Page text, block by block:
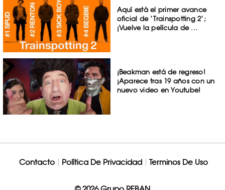
Aquí está el primer avance
oficial de ‘Trainspotting 2’;
¡Vuelve la película de ...
¡Beakman está de regreso!
¡Aparece tras 19 años con un
nuevo video en Youtube!
Contacto Política De Privacidad Terminos De Uso